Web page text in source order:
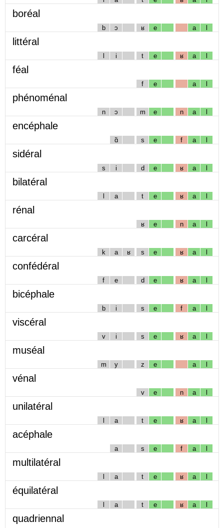
boréal
b ɔ ʁ e a l
littéral
l i t e ʁ a l
féal
f e a l
phénoménal
n ɔ m e n a l
encéphale
ɑ̃ s e f a l
sidéral
s i d e ʁ a l
bilatéral
l a t e ʁ a l
rénal
ʁ e n a l
carcéral
k a ʁ s e ʁ a l
confédéral
f e d e ʁ a l
bicéphale
b i s e f a l
viscéral
v i s e ʁ a l
muséal
m y z e a l
vénal
v e n a l
unilatéral
l a t e ʁ a l
acéphale
a s e f a l
multilatéral
l a t e ʁ a l
équilatéral
l a t e ʁ a l
quadriennal